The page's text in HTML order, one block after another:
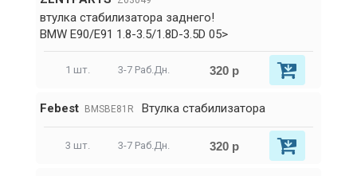
втулка стабилизатора заднего!
BMW E90/E91 1.8-3.5/1.8D-3.5D 05>
1 шт. 3-7 Раб.Дн. 320 р
Febest BMSBE81R Втулка стабилизатора
3 шт. 3-7 Раб.Дн. 320 р